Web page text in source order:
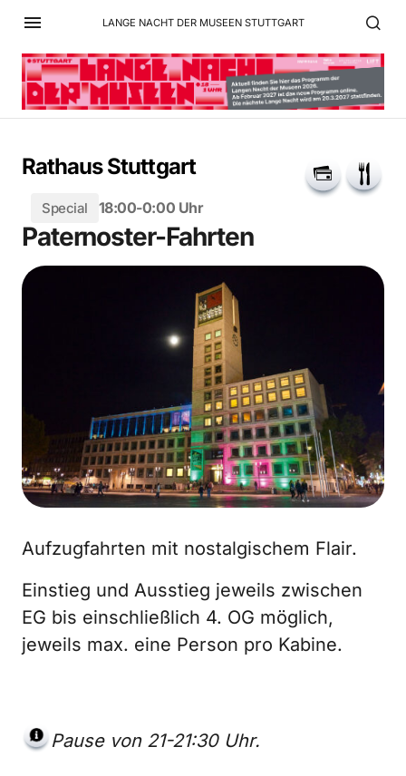
LANGE NACHT DER MUSEEN STUTTGART
Rathaus Stuttgart
Special 18:00-0:00 Uhr
Paternoster-Fahrten
Aufzugfahrten mit nostalgischem Flair.
Einstieg und Ausstieg jeweils zwischen
EG bis einschließlich 4. OG möglich,
jeweils max. eine Person pro Kabine.
Pause von 21-21:30 Uhr.